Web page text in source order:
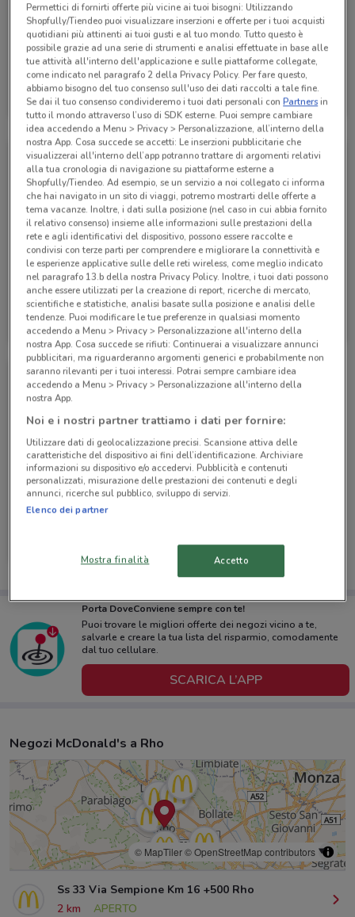
McDonald's
Scade domenica 2 km
-3 GIORNI
McDonald's
Scade domenica 2 km
-3 GIORNI
McDonald's
Scade domenica
2 km
Porta DoveConviene sempre con te!
Puoi trovare le migliori offerte dei negozi vicino a te,
salvarle e creare la tua lista del risparmio, comodamente
dal tuo cellulare.
SCARICA L’APP
Negozi McDonald's a Rho
© MapTiler© OpenStreetMap contributors
Ss 33 Via Sempione Km 16 +500 Rho
2 km
APERTO
Permettici di fornirti offerte più vicine ai tuoi bisogni: Utilizzando
Shopfully/Tiendeo puoi visualizzare inserzioni e offerte per i tuoi acquisti
quotidiani più attinenti ai tuoi gusti e al tuo mondo. Tutto questo è
possibile grazie ad una serie di strumenti e analisi effettuate in base alle
tue attività all'interno dell'applicazione e sulle piattaforme collegate,
come indicato nel paragrafo 2 della Privacy Policy. Per fare questo,
abbiamo bisogno del tuo consenso sull'uso dei dati raccolti a tale fine.
Se dai il tuo consenso condivideremo i tuoi dati personali conPartnersin
tutto il mondo attraverso l’uso di SDK esterne. Puoi sempre cambiare
idea accedendo a Menu > Privacy > Personalizzazione, all’interno della
nostra App. Cosa succede se accetti: Le inserzioni pubblicitarie che
visualizzerai all'interno dell’app potranno trattare di argomenti relativi
alla tua cronologia di navigazione su piattaforme esterne a
Shopfully/Tiendeo. Ad esempio, se un servizio a noi collegato ci informa
che hai navigato in un sito di viaggi, potremo mostrarti delle offerte a
tema vacanze. Inoltre, i dati sulla posizione (nel caso in cui abbia fornito
il relativo consenso) insieme alle informazioni sulle prestazioni della
rete e agli identificativi del dispositivo, possono essere raccolte e
condivisi con terze parti per comprendere e migliorare la connettività e
le esperienze applicative sulle delle reti wireless, come meglio indicato
nel paragrafo 13.b della nostra Privacy Policy. Inoltre, i tuoi dati possono
anche essere utilizzati per la creazione di report, ricerche di mercato,
scientifiche e statistiche, analisi basate sulla posizione e analisi delle
tendenze. Puoi modificare le tue preferenze in qualsiasi momento
accedendo a Menu > Privacy > Personalizzazione all'interno della
nostra App. Cosa succede se rifiuti: Continuerai a visualizzare annunci
pubblicitari, ma riguarderanno argomenti generici e probabilmente non
saranno rilevanti per i tuoi interessi. Potrai sempre cambiare idea
accedendo a Menu > Privacy > Personalizzazione all'interno della
nostra App.
Noi e i nostri partner trattiamo i dati per fornire:
Utilizzare dati di geolocalizzazione precisi. Scansione attiva delle
caratteristiche del dispositivo ai fini dell’identificazione. Archiviare
informazioni su dispositivo e/o accedervi. Pubblicità e contenuti
personalizzati, misurazione delle prestazioni dei contenuti e degli
annunci, ricerche sul pubblico, sviluppo di servizi.
Elenco dei partner
Mostra finalità Accetto